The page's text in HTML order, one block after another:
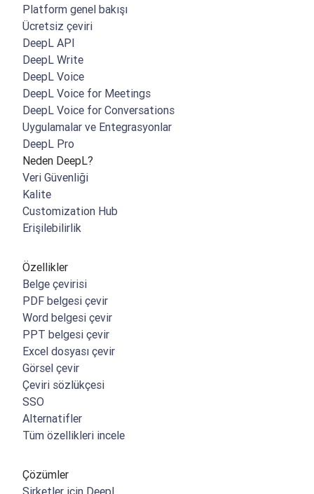
Platform genel bakışı
Ücretsiz çeviri
DeepL API
DeepL Write
DeepL Voice
DeepL Voice for Meetings
DeepL Voice for Conversations
Uygulamalar ve Entegrasyonlar
DeepL Pro
Neden DeepL?
Veri Güvenliği
Kalite
Customization Hub
Erişilebilirlik
Özellikler
Belge çevirisi
PDF belgesi çevir
Word belgesi çevir
PPT belgesi çevir
Excel dosyası çevir
Görsel çevir
Çeviri sözlükçesi
SSO
Alternatifler
Tüm özellikleri incele
Çözümler